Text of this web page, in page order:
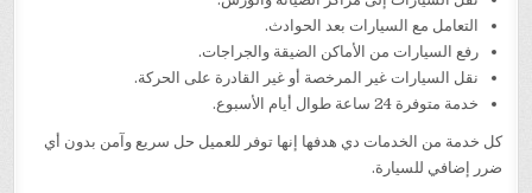
التعامل مع السيارات بعد الحوادث.
رفع السيارات من الأماكن الضيقة والجراجات.
نقل السيارات غير المرخصة أو غير القادرة على الحركة.
خدمة متوفرة 24 ساعة طوال أيام الأسبوع.
كل خدمة من الخدمات دي هدفها إنها توفر للعميل حل سريع وآمن بدون أي
ضرر إضافي للسيارة.